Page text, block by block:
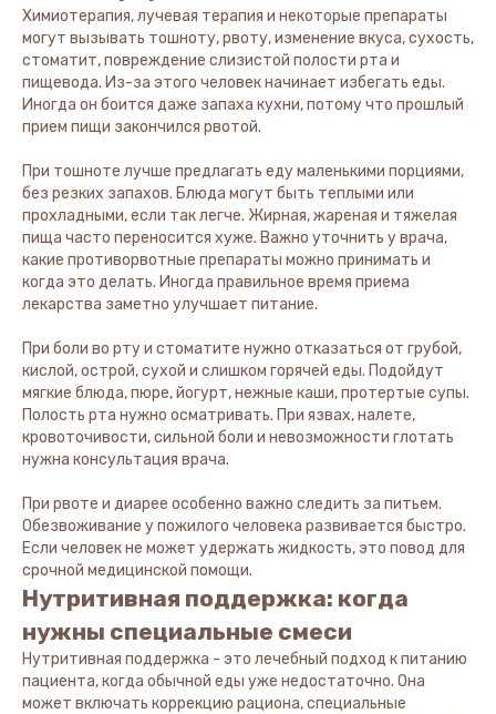
Химиотерапия, лучевая терапия и некоторые препараты
могут вызывать тошноту, рвоту, изменение вкуса, сухость,
стоматит, повреждение слизистой полости рта и
пищевода. Из-за этого человек начинает избегать еды.
Иногда он боится даже запаха кухни, потому что прошлый
прием пищи закончился рвотой.
При тошноте лучше предлагать еду маленькими порциями,
без резких запахов. Блюда могут быть теплыми или
прохладными, если так легче. Жирная, жареная и тяжелая
пища часто переносится хуже. Важно уточнить у врача,
какие противорвотные препараты можно принимать и
когда это делать. Иногда правильное время приема
лекарства заметно улучшает питание.
При боли во рту и стоматите нужно отказаться от грубой,
кислой, острой, сухой и слишком горячей еды. Подойдут
мягкие блюда, пюре, йогурт, нежные каши, протертые супы.
Полость рта нужно осматривать. При язвах, налете,
кровоточивости, сильной боли и невозможности глотать
нужна консультация врача.
При рвоте и диарее особенно важно следить за питьем.
Обезвоживание у пожилого человека развивается быстро.
Если человек не может удержать жидкость, это повод для
срочной медицинской помощи.
Нутритивная поддержка: когда
нужны специальные смеси
Нутритивная поддержка - это лечебный подход к питанию
пациента, когда обычной еды уже недостаточно. Она
может включать коррекцию рациона, специальные